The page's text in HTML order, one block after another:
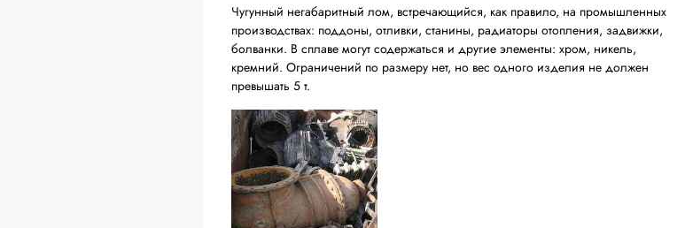
Чугунный негабаритный лом, встречающийся, как правило, на промышленных
производствах: поддоны, отливки, станины, радиаторы отопления, задвижки,
болванки. В сплаве могут содержаться и другие элементы: хром, никель,
кремний. Ограничений по размеру нет, но вес одного изделия не должен
превышать 5 т.